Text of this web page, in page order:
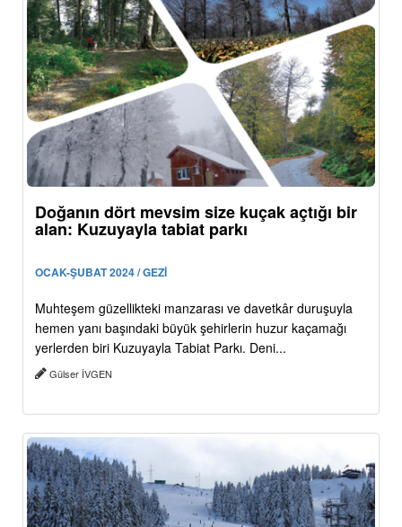
Doğanın dört mevsim size kuçak açtığı bir
alan: Kuzuyayla tabiat parkı
OCAK-ŞUBAT 2024 / GEZİ
Muhteşem güzellikteki manzarası ve davetkâr duruşuyla
hemen yanı başındaki büyük şehirlerin huzur kaçamağı
yerlerden biri Kuzuyayla Tabiat Parkı. Deni...
Gülser İVGEN